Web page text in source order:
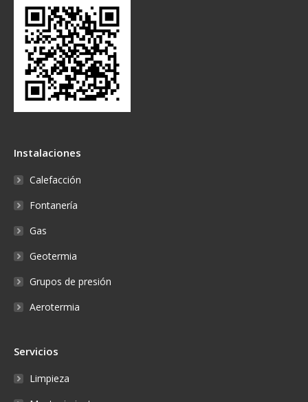
Instalaciones
Calefacción
Fontanería
Gas
Geotermia
Grupos de presión
Aerotermia
Servicios
Limpieza